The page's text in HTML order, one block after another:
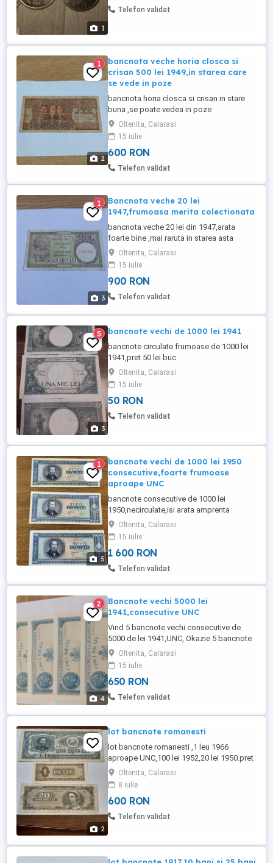
1
Telefon validat
2
1
bancnota veche horia closca si
crisan 500 lei 1949,in starea care
se vede in poze
bancnota horia closca si crisan in stare
buna ,se poate vedea in poze
Oltenita, Calarasi
15 iulie
600 RON
Telefon validat
3
1
Bancnota veche 20 lei
1947,frumoasa merita colectionata
bancnota veche 20 lei din 1947,arata
foarte bine ,mai raruta in starea asta
,merita colectionata .
Oltenita, Calarasi
15 iulie
900 RON
Telefon validat
3
5 bancnote vechi de 1000 lei 1941
bancnote circulate frumoase de 1000 lei
1941,pret 50 lei buc
Oltenita, Calarasi
15 iulie
50 RON
Telefon validat
5
1
bancnote vechi de 1000 lei 1950
consecutive,foarte frumoase
aproape UNC
bancnote consecutive de 1000 lei
1950,necirculate,isi arata amprenta
timpului.
Oltenita, Calarasi
15 iulie
1 600 RON
Telefon validat
4
2
Bancnote vechi 5000 lei
1941,consecutive UNC
Vind 5 bancnote vechi consecutive de
5000 de lei 1941,UNC, Okazie 5 bancnote
consecutive de 5000 lei 1941 UNC,pentru
colectionari.
Oltenita, Calarasi
15 iulie
650 RON
Telefon validat
2
lot bancnote romanesti
lot bancnote romanesti ,1 leu 1966
aproape UNC,100 lei 1952,20 lei 1950.pret
pe lot 600 lei
Oltenita, Calarasi
8 iulie
600 RON
Telefon validat